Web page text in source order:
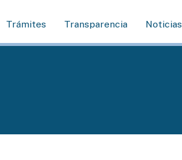
Trámites Transparencia Noticias